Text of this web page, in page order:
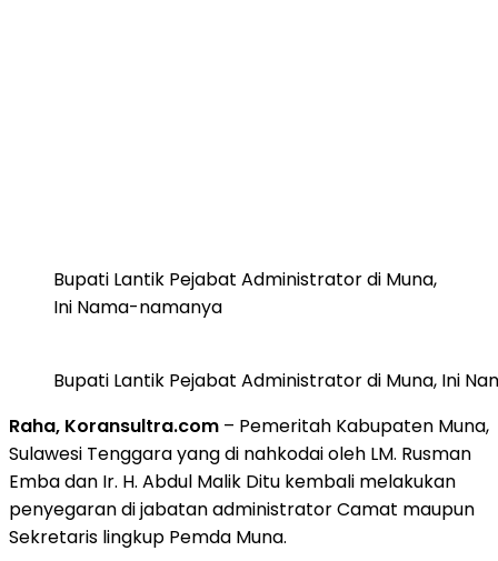
Bupati Lantik Pejabat Administrator di Muna,
Ini Nama-namanya
Bupati Lantik Pejabat Administrator di Muna, Ini
Raha, Koransultra.com – Pemeritah Kabupaten Muna,
Sulawesi Tenggara yang di nahkodai oleh LM. Rusman
Emba dan Ir. H. Abdul Malik Ditu kembali melakukan
penyegaran di jabatan administrator Camat maupun
Sekretaris lingkup Pemda Muna.